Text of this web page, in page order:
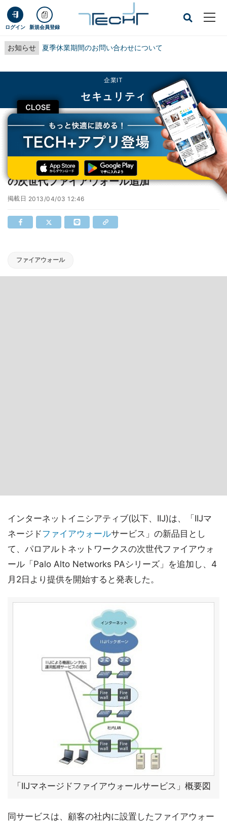
ログイン 新規会員登録
お知らせ 夏季休業期間のお問い合わせについて
CLOSE
企業IT
セキュリティ
TECH+ 企業IT
セキュリティ
IIJ、ファイアウォールサービスにパロアルトの次世代ファイアウォール追加
IIJ、ファイアウォールサービスにパロアルト
の次世代ファイアウォール追加
掲載日 2013/04/03 12:46
ファイアウォール
インターネットイニシアティブ(以下、IIJ)は、「IIJマ
ネージドファイアウォールサービス」の新品目とし
て、パロアルトネットワークスの次世代ファイアウォ
ール「Palo Alto Networks PAシリーズ」を追加し、4
月2日より提供を開始すると発表した。
「IIJマネージドファイアウォールサービス」概要図
同サービスは、顧客の社内に設置したファイアウォー